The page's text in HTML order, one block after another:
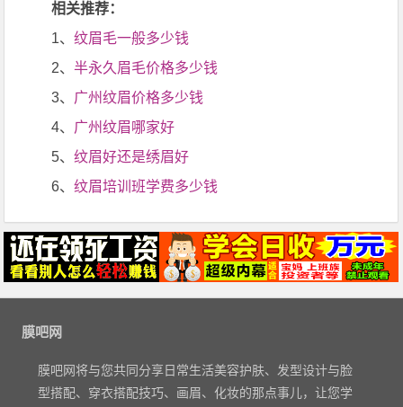
相关推荐：
1、纹眉毛一般多少钱
2、半永久眉毛价格多少钱
3、 广州纹眉价格多少钱
4、 广州纹眉哪家好
5、纹眉好还是绣眉好
6、纹眉培训班学费多少钱
膜吧网
膜吧网将与您共同分享日常生活美容护肤、发型设计与脸
型搭配、穿衣搭配技巧、画眉、化妆的那点事儿，让您学